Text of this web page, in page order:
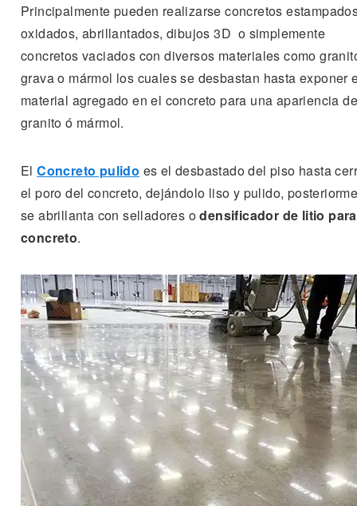
Principalmente pueden realizarse concretos
oxidados, abrillantados, dibujos 3D o simplemente
concretos vaciados con diversos materiales como
grava o mármol los cuales se desbastan hasta exponer
material agregado en el concreto para una apariencia de
granito ó mármol.
ElConcreto pulido es el desbastado del piso hasta
el poro del concreto, dejándolo liso y pulido,
se abrillanta con selladores odensificador de litio para
concreto.